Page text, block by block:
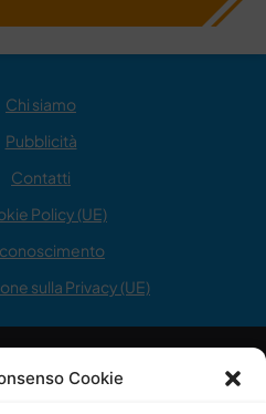
Cookie
Chi siamo
Pubblicità
Contatti
Policy (UE)
sulla Privacy (UE)